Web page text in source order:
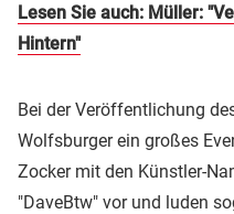
Lesen Sie auch: Müller:
Hintern"
Bei der Veröffentlichung
Wolfsburger ein großes
Zocker mit den Künstler-
"DaveBtw" vor und luden